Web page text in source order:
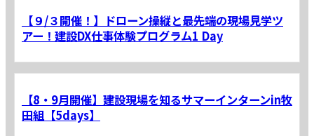
【９/３開催！】ドローン操縦と最先端の現場見学ツ
アー！建設DX仕事体験プログラム1 Day
【8・9月開催】建設現場を知るサマーインターンin牧
田組【5days】